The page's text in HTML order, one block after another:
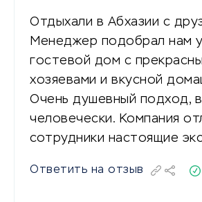
Отдыхали в Абхазии с
Менеджер подобрал нам
гостевой дом с
хозяевами и вкусной
Очень душевный подход,
человечески. Компания
сотрудники настоящие
Ответить на отзыв